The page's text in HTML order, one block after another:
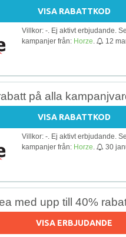
VISA RABATTKOD
Villkor: -. Ej aktivt erbjudande.
kampanjer från: Horze 12
på alla
VISA RABATTKOD
Villkor: -. Ej aktivt erbjudande.
kampanjer från: Horze 30
med upp till 40%
VISA ERBJUDANDE